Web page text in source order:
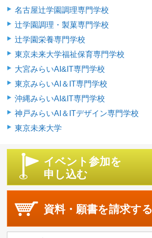
名古屋辻学園調理専門学校
辻学園調理・製菓専門学校
辻学園栄養専門学校
東京未来大学福祉保育専門学校
大宮みらいAI&IT専門学校
東京みらいAI＆IT専門学校
沖縄みらいAI&IT専門学校
神戸みらいAI＆ITデザイン専門学校
東京未来大学
イベント参加を
申し込む
資料・願書を請求する